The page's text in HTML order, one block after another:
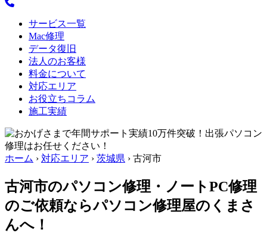
サービス一覧
Mac修理
データ復旧
法人のお客様
料金について
対応エリア
お役立ちコラム
施工実績
ホーム › 対応エリア › 茨城県 › 古河市
古河市のパソコン修理・ノートPC修理
のご依頼ならパソコン修理屋のくまさ
んへ！